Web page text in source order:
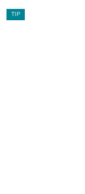
TIP